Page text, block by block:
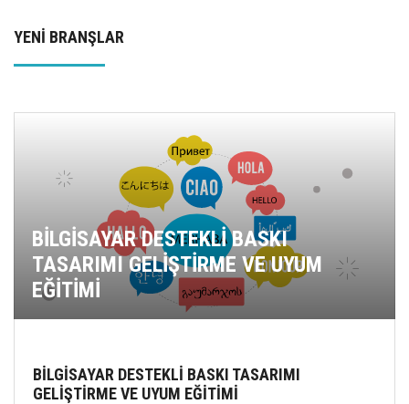
YENİ BRANŞLAR
BİLGİSAYAR DESTEKLİ BASKI
TASARIMI GELİŞTİRME VE UYUM
EĞİTİMİ
BİLGİSAYAR DESTEKLİ BASKI TASARIMI
GELİŞTİRME VE UYUM EĞİTİMİ